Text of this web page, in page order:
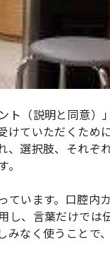
ト（説明と同意）
ていただくため
選択肢、それぞ
います。口腔内
し、言葉だけでは
みなく使うことで